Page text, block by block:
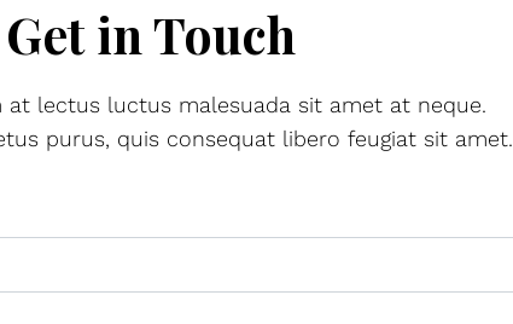
Get in Touch
at lectus luctus malesuada sit amet at neque.
purus, quis consequat libero feugiat sit amet.